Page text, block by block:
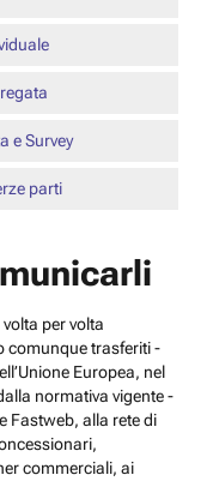
e Survey
parti
per volta
comunque trasferiti -
Europea, nel
normativa vigente -
Fastweb, alla rete di
commerciali, ai